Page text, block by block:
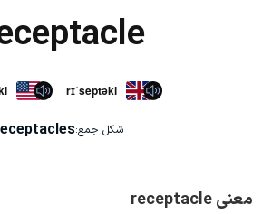
rɪˈseptəkl
شکل جمع:
معنی receptacle